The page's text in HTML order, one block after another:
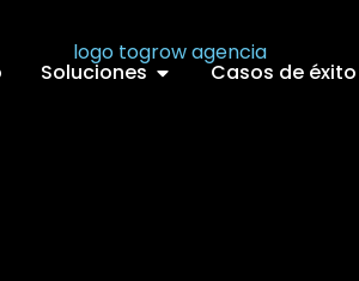
Soluciones Casos de éxito